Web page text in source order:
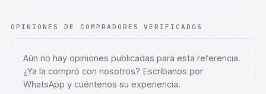
OPINIONES DE COMPRADORES VERIFICADOS
Aún no hay opiniones publicadas para esta referencia.
¿Ya la compró con nosotros? Escríbanos por
WhatsApp y cuéntenos su experiencia.